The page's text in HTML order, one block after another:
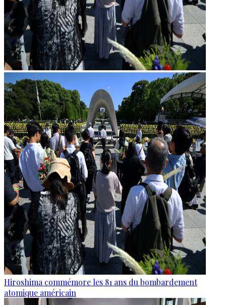
Hiroshima commémore les 81 ans du bombardement
atomique américain